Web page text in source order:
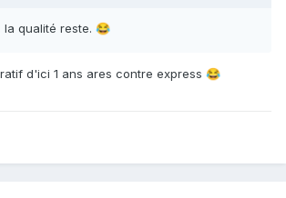
qualité reste. 😂
d'ici 1 ans ares contre express 😂